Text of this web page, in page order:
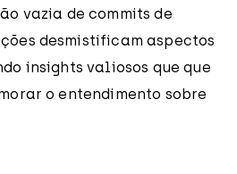
vazia de commits de
desmistificam aspectos
insights valiosos que que
o entendimento sobre